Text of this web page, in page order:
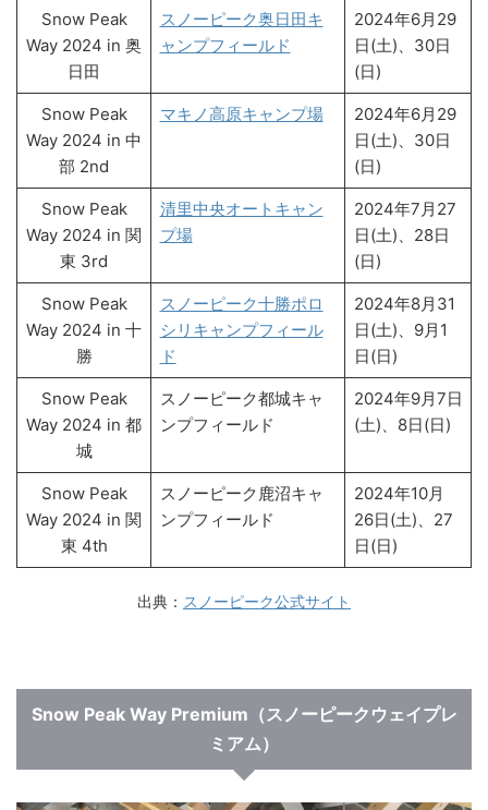
Snow Peak
Way 2024 in 奥
日田
スノーピーク奥日田キ
ャンプフィールド
2024年6月29
日(土)、30日
(日)
Snow Peak
Way 2024 in 中
部 2nd
マキノ高原キャンプ場
2024年6月29
日(土)、30日
(日)
Snow Peak
Way 2024 in 関
東 3rd
清里中央オートキャン
プ場
2024年7月27
日(土)、28日
(日)
Snow Peak
Way 2024 in 十
勝
スノーピーク十勝ポロ
シリキャンプフィール
ド
2024年8月31
日(土)、9月1
日(日)
Snow Peak
Way 2024 in 都
城
スノーピーク都城キャ
ンプフィールド
2024年9月7日
(土)、8日(日)
Snow Peak
Way 2024 in 関
東 4th
スノーピーク鹿沼キャ
ンプフィールド
2024年10月
26日(土)、27
日(日)
出典： スノーピーク公式サイト
Snow Peak Way Premium（スノーピークウェイプレ
ミアム）